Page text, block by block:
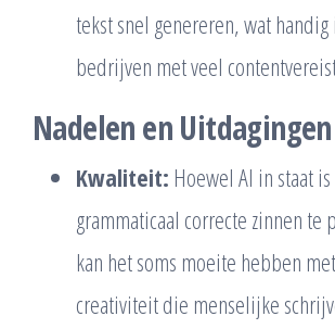
tekst snel genereren, wat handig
bedrijven met veel
Nadelen en Uitdagingen
Kwaliteit: Hoewel AI in staat
grammaticaal correcte zinnen te
kan het soms moeite hebben
creativiteit die menselijke